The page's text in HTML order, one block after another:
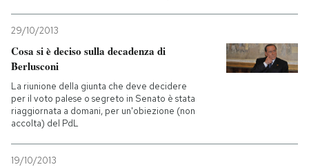
NEWSLETTER
I MIEI PREFERITI
SHOP
29/10/2013
Cosa si è deciso sulla decadenza di
Berlusconi
La riunione della giunta che deve decidere
per il voto palese o segreto in Senato è stata
riaggiornata a domani, per un'obiezione (non
accolta) del PdL
19/10/2013